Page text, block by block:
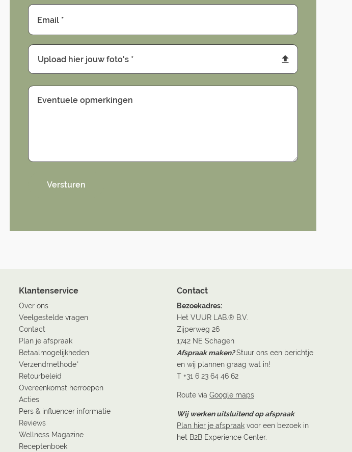
Email *
Upload hier jouw foto's *
Eventuele opmerkingen
Versturen
Klantenservice
Over ons
Veelgestelde vragen
Contact
Plan je afspraak
Betaalmogelijkheden
Verzendmethode*
Retourbeleid
Overeenkomst herroepen
Acties
Pers & influencer informatie
Reviews
Wellness Magazine
Receptenboek
Contact
Bezoekadres:
Het VUUR LAB.® B.V.
Zijperweg 26
1742 NE Schagen
Afspraak maken?Stuur ons een berichtje
en wij plannen graag wat in!
T +31 6 23 64 46 62
Route via Google maps
Wij werken uitsluitend op afspraak
Plan hier je afspraak voor een bezoek in
het B2B Experience Center.